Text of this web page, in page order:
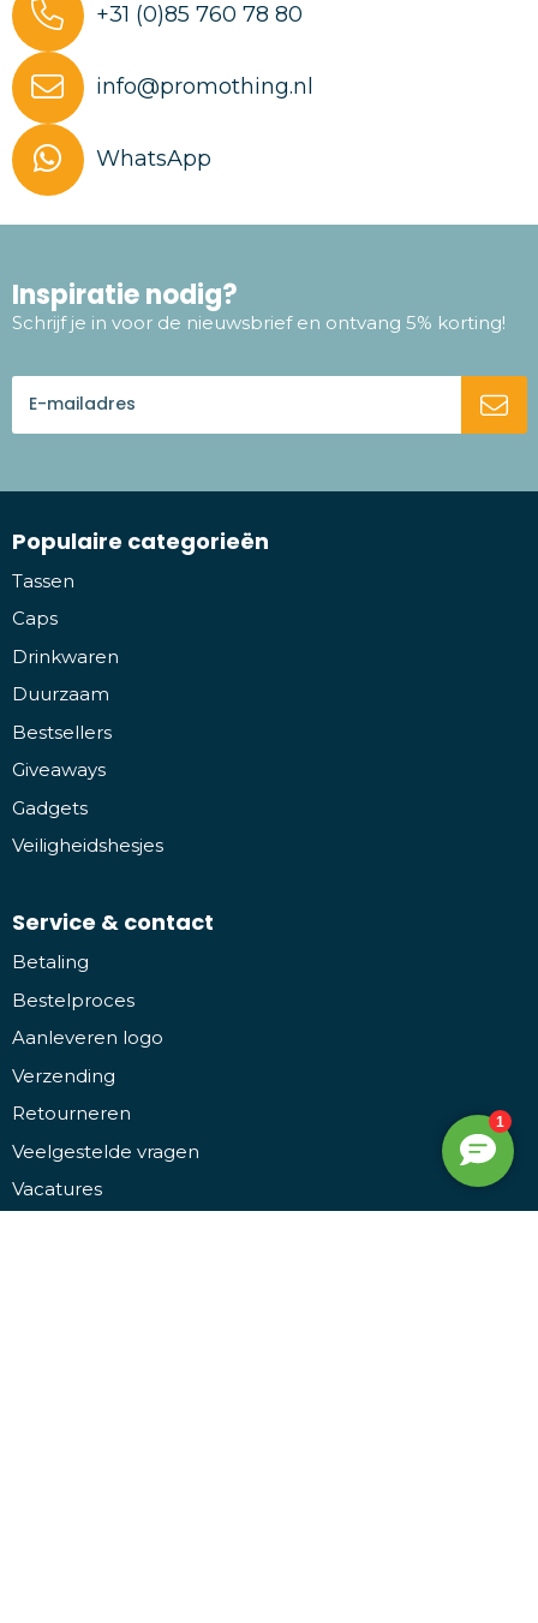
+31 (0)85 760 78 80
info@promothing.nl
WhatsApp
Inspiratie nodig?
Schrijf je in voor de nieuwsbrief en ontvang 5% korting!
Populaire categorieën
Tassen
Caps
Drinkwaren
Duurzaam
Bestsellers
Giveaways
Gadgets
Veiligheidshesjes
Service & contact
Betaling
Bestelproces
Aanleveren logo
Verzending
Retourneren
Veelgestelde vragen
Vacatures